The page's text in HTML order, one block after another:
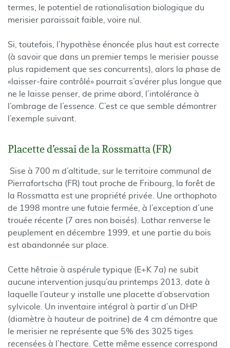
termes, le potentiel de rationalisation biologique du
merisier paraissait faible, voire nul.
Si, toutefois, l’hypothèse énoncée plus haut est correcte
(à savoir que dans un premier temps le merisier pousse
plus rapidement que ses concurrents), alors la phase de
«laisser-faire contrôlé» pourrait s’avérer plus longue que
ne le laisse penser, de prime abord, l’intolérance à
l’ombrage de l’essence. C’est ce que semble démontrer
l’exemple suivant.
Placette d’essai de la Rossmatta (FR)
Sise à 700 m d’altitude, sur le territoire communal de
Pierrafortscha (FR) tout proche de Fribourg, la forêt de
la Rossmatta est une propriété privée. Une orthophoto
de 1998 montre une futaie fermée, à l’exception d’une
trouée récente (7 ares non boisés). Lothar renverse le
peuplement en décembre 1999, et une partie du bois
est abandonnée sur place.
Cette hêtraie à aspérule typique (E+K 7a) ne subit
aucune intervention jusqu’au printemps 2013, date à
laquelle l’auteur y installe une placette d’observation
sylvicole. Un inventaire intégral à partir d’un DHP
(diamètre à hauteur de poitrine) de 4 cm démontre que
le merisier ne représente que 5% des 3025 tiges
recensées à l’hectare. Cette même essence correspond